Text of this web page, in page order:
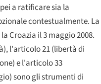
a ratificare sia la
contestualmente. La
Croazia il 3 maggio 2008.
l'articolo 21 (libertà di
e l'articolo 33
sono gli strumenti di